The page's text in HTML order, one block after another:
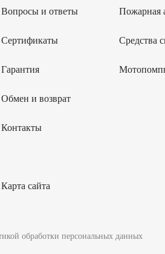
Вопросы и ответы
Сертификаты
Гарантия
Обмен и возврат
Контакты
Карта сайта
Пожарная
Средства
обработки персональных данных